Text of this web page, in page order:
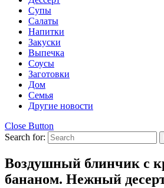
Супы
Салаты
Напитки
Закуски
Выпечка
Соусы
Заготовки
Дом
Семья
Другие новости
Close Button
Search for:
Воздушный блинчик с
бананом. Нежный